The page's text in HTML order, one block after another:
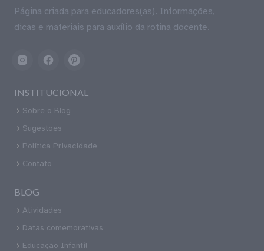
Página criada para educadores(as). Informações,
dicas e materiais para auxílio da rotina docente.
INSTITUCIONAL
Sobre o Blog
Sugestoes
Política Privacidade
Contato
BLOG
Atividades
Datas comemorativas
Educação Infantil